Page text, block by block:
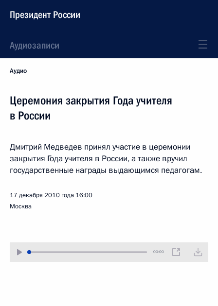
Президент России
Аудиозаписи
Аудио
Церемония закрытия Года учителя
в России
Дмитрий Медведев принял участие в церемонии
закрытия Года учителя в России, а также вручил
государственные награды выдающимся педагогам.
17 декабря 2010 года 16:00
Москва
00:00